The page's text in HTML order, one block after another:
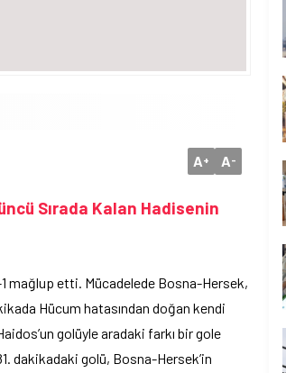
A+ A-
Sırada Kalan Hadisenin
1 mağlup etti. Mücadelede Bosna-Hersek,
Hücum hatasından doğan kendi
golüyle aradaki farkı bir gole
dakikadaki golü, Bosna-Hersek’in